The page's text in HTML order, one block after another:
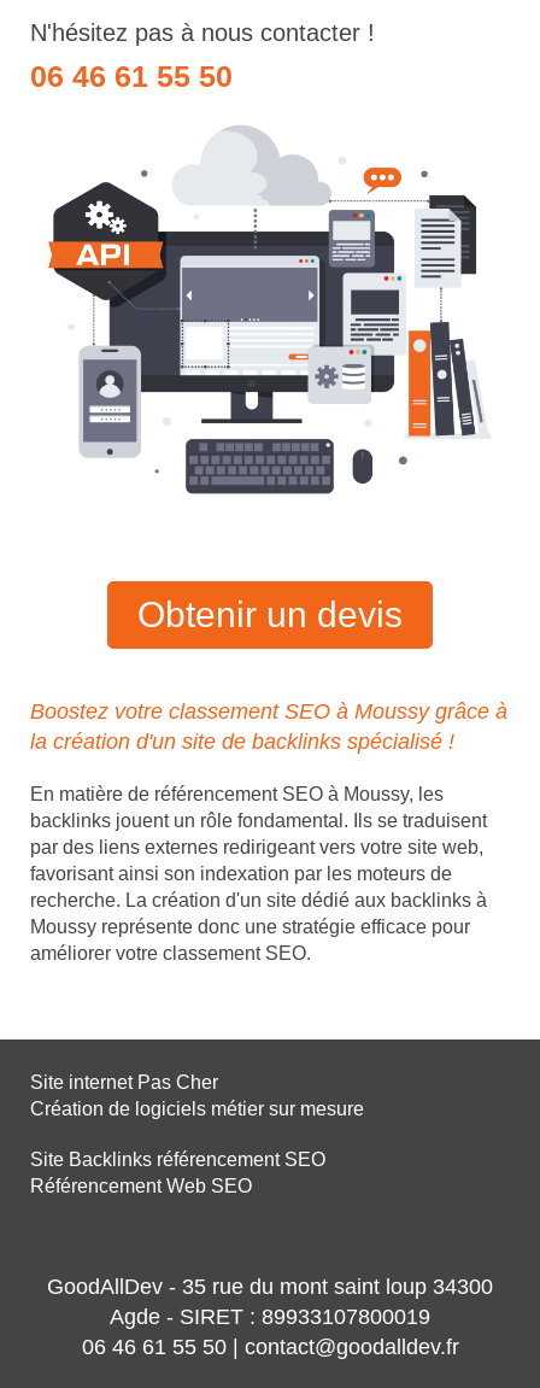
N'hésitez pas à nous contacter !
06 46 61 55 50
Obtenir un devis
Boostez votre classement SEO à Moussy grâce à
la création d'un site de backlinks spécialisé !
En matière de référencement SEO à Moussy, les
backlinks jouent un rôle fondamental. Ils se traduisent
par des liens externes redirigeant vers votre site web,
favorisant ainsi son indexation par les moteurs de
recherche. La création d'un site dédié aux backlinks à
Moussy représente donc une stratégie efficace pour
améliorer votre classement SEO.
Site internet Pas Cher
Création de logiciels métier sur mesure
Site Backlinks référencement SEO
Référencement Web SEO
GoodAllDev - 35 rue du mont saint loup 34300
Agde - SIRET : 89933107800019
06 46 61 55 50 | contact@goodalldev.fr